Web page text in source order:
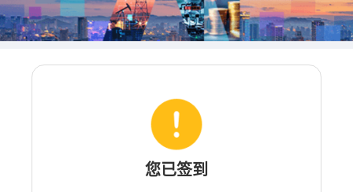
您已签到